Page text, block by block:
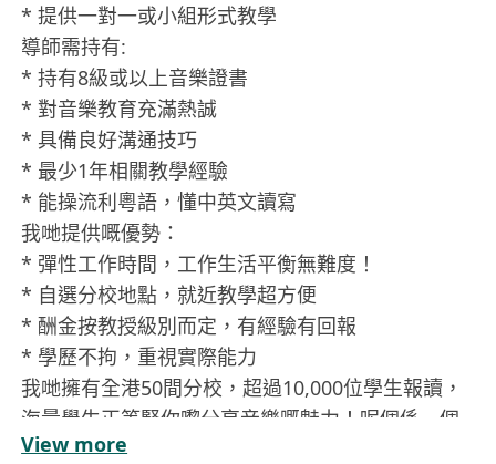
* 提供一對一或小組形式教學
導師需持有:
* 持有8級或以上音樂證書
* 對音樂教育充滿熱誠
* 具備良好溝通技巧
* 最少1年相關教學經驗
* 能操流利粵語，懂中英文讀寫
我哋提供嘅優勢：
* 彈性工作時間，工作生活平衡無難度！
* 自選分校地點，就近教學超方便
* 酬金按教授級別而定，有經驗有回報
* 學歷不拘，重視實際能力
我哋擁有全港50間分校，超過10,000位學生報讀，
海量學生正等緊你嚟分享音樂嘅魅力！呢個係一個
絕佳機會，讓你將對音樂嘅熱愛轉化為有意義嘅事
View more